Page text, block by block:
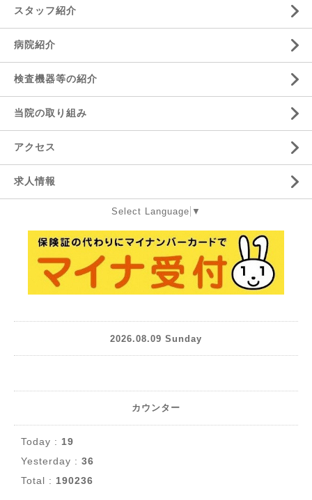
スタッフ紹介
病院紹介
検査機器等の紹介
当院の取り組み
アクセス
求人情報
Select Language ▼
2026.08.09 Sunday
カウンター
Today : 19
Yesterday : 36
Total : 190236